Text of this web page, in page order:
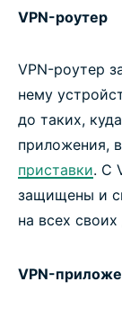
VPN-роутер
VPN-роутер
нему
до таких,
приложения,
приставки. С
защищены и
на всех
VPN-